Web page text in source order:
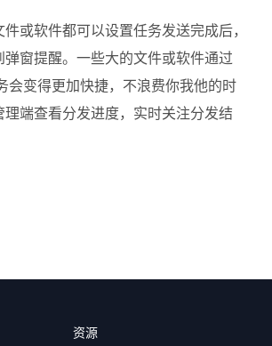
或软件都可以设置任务发送完成后，
弹窗提醒。一些大的文件或软件通过
会变得更加快捷，不浪费你我他的时
端查看分发进度，实时关注分发结
资源